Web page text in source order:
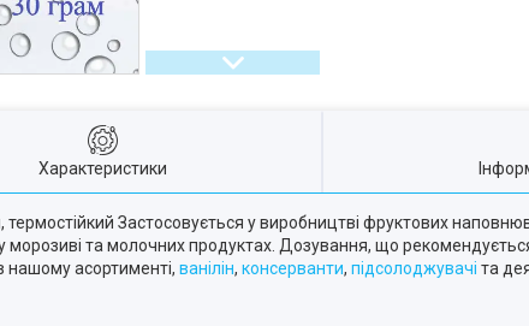
Характеристики
Застосовується у виробництві фруктових
морозиві та молочних продуктах. Дозування, що
нашому асортименті, ванілін, консерванти, підсолоджувачі та